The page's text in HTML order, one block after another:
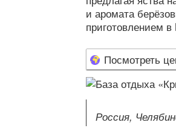
и аромата
приготовлением в
Посмотреть
Россия,